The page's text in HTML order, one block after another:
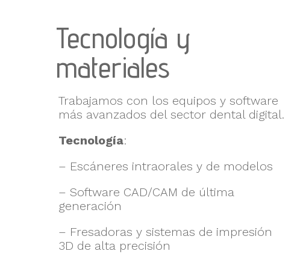
Tecnología y
materiales
Trabajamos con los equipos y software
más avanzados del sector dental digital.
Tecnología:
– Escáneres intraorales y de modelos
– Software CAD/CAM de última
generación
– Fresadoras y sistemas de impresión
3D de alta precisión